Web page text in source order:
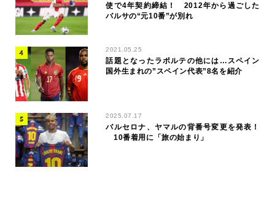
使で4年契約締結！ 2012年から過ごした
バルサの“元10番”が別れ
2021.05.25
話題となったラポルテの他には…スペイン
国外生まれの”スペイン代表”8名を紹介
2025.07.17
バルセロナ、ヤマルの背番号変更を発表！
10番着用に「旅の始まり」